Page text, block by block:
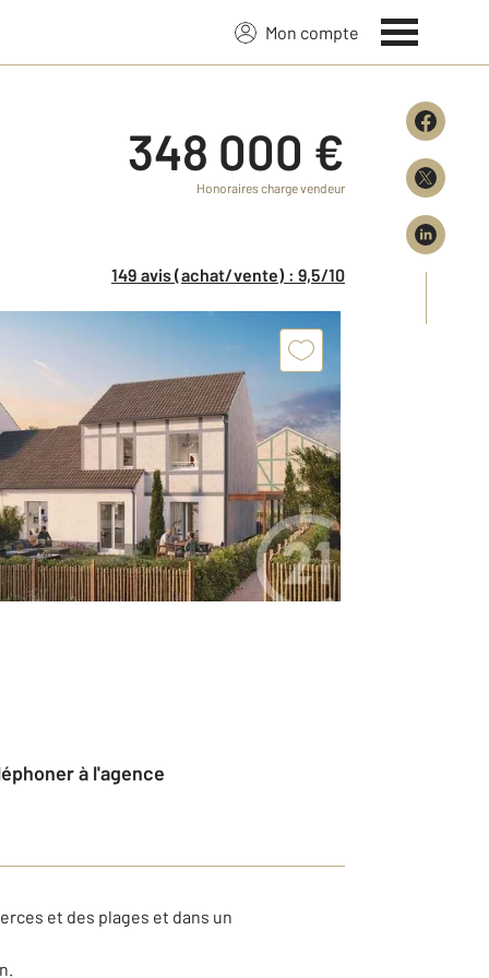
Mon compte
348 000 €
Honoraires charge vendeur
149 avis (achat/vente) : 9,5/10
à l'agence
et des plages et dans un